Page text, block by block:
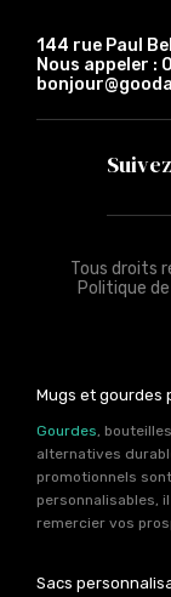
144 rue Paul
Nous appeler :
Tous droits
Politique
Mugs et gourdes
Gourdes,
alternatives
promotionnels
personnalisables,
remercier vos
Sacs